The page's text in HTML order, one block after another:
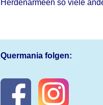
Herdenarmeen so viele
Quermania folgen: